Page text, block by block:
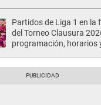
Partidos de Liga 1 en la
del Torneo Clausura
programación, horarios